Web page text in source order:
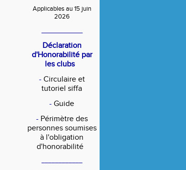
Applicables au 15 juin
2026
Déclaration
d'Honorabilité par
les clubs
- Circulaire et
tutoriel siffa
- Guide
- Périmètre des
personnes soumises
à l'obligation
d'honorabilité